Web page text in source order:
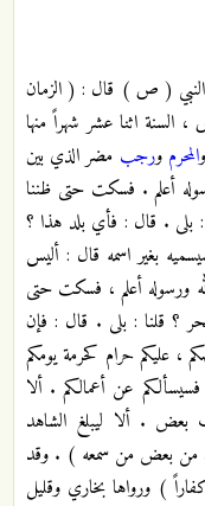
بكرة عن النبي ( ص ) قال : ( الزمان
السنة اثنا عشر شهراً منها
المحرم ورجب مضر الذي بين
أعلم . فسكت حتى ظننا
: بلى . قال : فأي بلد هذا ؟
بغير اسمه قال : أليس
ورسوله أعلم ، فسكت حتى
؟ قلنا : بلى . قال : فإن
، عليكم حرام كحرمة يومكم
عن أعمالكم . ألا
. ألا ليبلغ الشاهد
من بعض من سمعه ) . وقد
) ورواها بخاري وقليل